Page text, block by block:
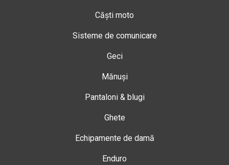
Căști moto
Sisteme de comunicare
Geci
Mănuși
Pantaloni & blugi
Ghete
Echipamente de damă
Enduro